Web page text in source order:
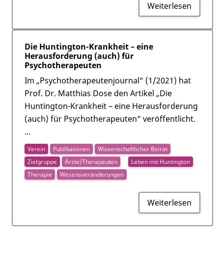
Weiterlesen
Die Huntington-Krankheit – eine
Herausforderung (auch) für
Psychotherapeuten
Im „Psychotherapeutenjournal“ (1/2021) hat
Prof. Dr. Matthias Dose den Artikel „Die
Huntington-Krankheit – eine Herausforderung
(auch) für Psychotherapeuten“ veröffentlicht.
...
Weiterlesen
Verein Publikationen
Wissenschaftlicher Beirat
Zielgruppe
Ärzte/Therapeuten
Leben mit Huntington
Therapie
Wesensveränderungen